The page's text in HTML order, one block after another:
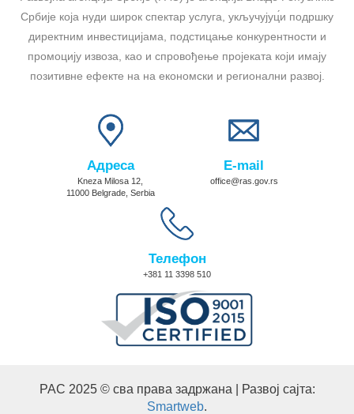
Србије која нуди широк спектар услуга, укључујуц́и подршку
директним инвестицијама, подстицање конкурентности и
промоцију извоза, као и спровођење пројеката који имају
позитивне ефекте на на економски и регионални развој.
Адреса
Kneza Milosa 12,
11000 Belgrade, Serbia
E-mail
office@ras.gov.rs
Телефон
+381 11 3398 510
РАС 2025 © сва права задржана | Развој сајта:
Smartweb.